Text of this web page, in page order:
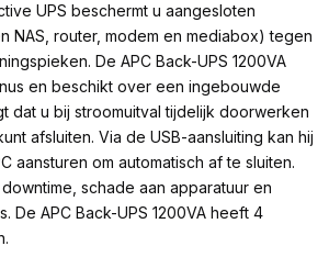
UPS beschermt u aangesloten
NAS, router, modem en mediabox) tegen
De APC Back-UPS 1200VA
en beschikt over een ingebouwde
dat u bij stroomuitval tijdelijk doorwerken
afsluiten. Via de USB-aansluiting kan hij
aansturen om automatisch af te sluiten.
schade aan apparatuur en
De APC Back-UPS 1200VA heeft 4